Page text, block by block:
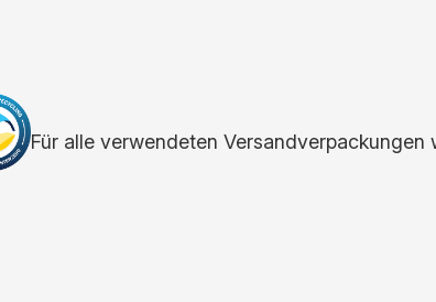
Für alle verwendeten Versandverpackungen